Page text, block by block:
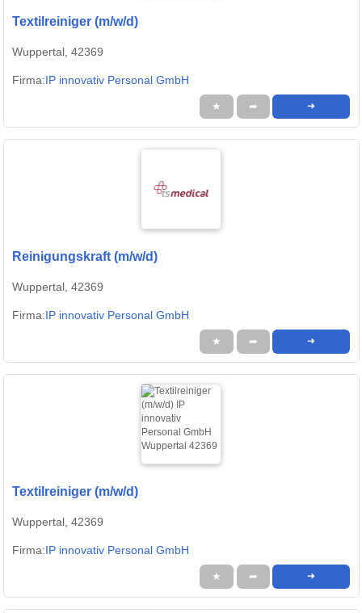
Textilreiniger (m/w/d)
Wuppertal, 42369
Firma:IP innovativ Personal GmbH
★ ➦ ➜
Reinigungskraft (m/w/d)
Wuppertal, 42369
Firma:IP innovativ Personal GmbH
★ ➦ ➜
Textilreiniger (m/w/d)
Wuppertal, 42369
Firma:IP innovativ Personal GmbH
★ ➦ ➜